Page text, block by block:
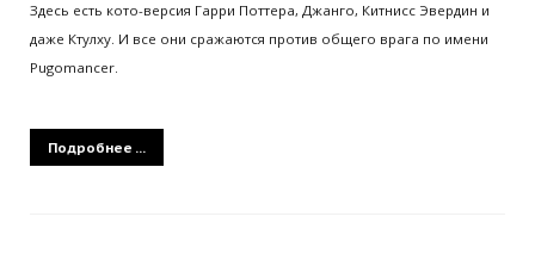
Здесь есть кото-версия Гарри Поттера, Джанго, Китнисс Эвердин и
даже Ктулху. И все они сражаются против общего врага по имени
Pugomancer.
Подробнее ...